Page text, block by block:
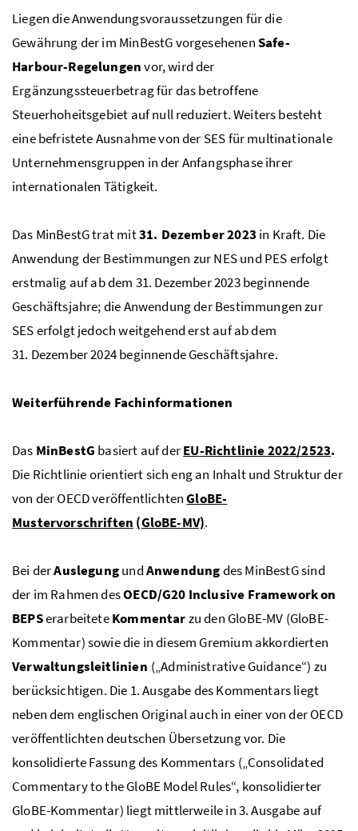
Liegen die Anwendungsvoraussetzungen für die
Gewährung der im MinBestGvorgesehenenSafe-
Harbour-Regelungenvor, wird der
Ergänzungssteuerbetrag für das betroffene
Steuerhoheitsgebiet auf null reduziert. Weiters besteht
eine befristete Ausnahme von der SESfür multinationale
Unternehmensgruppen in der Anfangsphase ihrer
internationalen Tätigkeit.
Das MinBestGtrat mit31. Dezember 2023in Kraft. Die
Anwendung der Bestimmungen zurNESund PESerfolgt
erstmalig auf ab dem 31. Dezember 2023 beginnende
Geschäftsjahre; die Anwendung der Bestimmungen zur
SESerfolgt jedoch weitgehend erst auf ab dem
31. Dezember 2024 beginnende Geschäftsjahre.
Weiterführende Fachinformationen
Das MinBestG basiert auf derEU-Richtlinie 2022/2523.
Die Richtlinie orientiert sich eng an Inhalt und Struktur der
von derOECDveröffentlichtenGloBE-
Mustervorschriften (GloBE-MV).
Bei derAuslegungundAnwendungdesMinBestGsind
der im Rahmen desOECD/G20 Inclusive Framework on
BEPSerarbeiteteKommentarzu den GloBE-MV (GloBE-
Kommentar) sowie die in diesem Gremium akkordierten
Verwaltungsleitlinien („Administrative Guidance“) zu
berücksichtigen. Die 1. Ausgabe des Kommentars liegt
neben dem englischen Original auch in einer von derOECD
veröffentlichten deutschen Übersetzung vor. Die
konsolidierte Fassung des Kommentars („Consolidated
Commentary to theGloBEModel Rules“, konsolidierter
GloBE-Kommentar) liegt mittlerweile in 3. Ausgabe auf